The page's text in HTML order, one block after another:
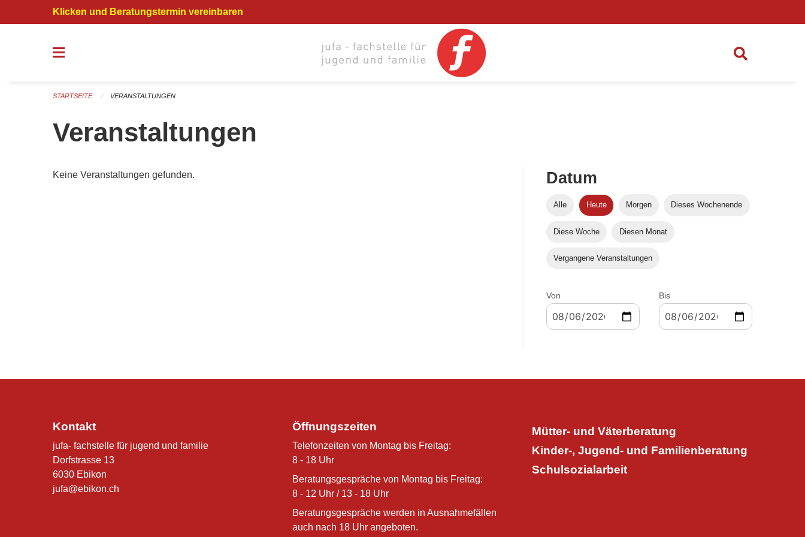
Navigation überspringenKlicken und Beratungstermin vereinbaren
STARTSEITE VERANSTALTUNGEN
Veranstaltungen
Keine Veranstaltungen gefunden. Datum
Alle Heute Morgen Dieses Wochenende
Diese Woche Diesen Monat
Vergangene Veranstaltungen
Von Bis
Kontakt
jufa- fachstelle für jugend und familie
Dorfstrasse 13
6030 Ebikon
jufa@ebikon.ch
Öffnungszeiten
Telefonzeiten von Montag bis Freitag:
8 - 18 Uhr
Beratungsgespräche von Montag bis Freitag:
8 - 12 Uhr / 13 - 18 Uhr
Beratungsgespräche werden in Ausnahmefällen
auch nach 18 Uhr angeboten.
Mütter- und Väterberatung
Kinder-, Jugend- und Familienberatung
Schulsozialarbeit